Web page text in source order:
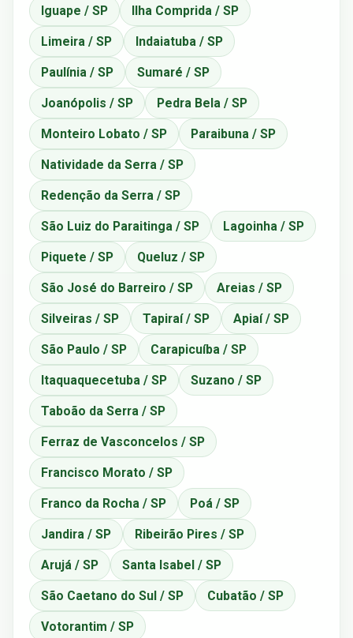
Iguape / SP Ilha Comprida / SP
Limeira / SP Indaiatuba / SP
Paulínia / SP Sumaré / SP
Joanópolis / SP Pedra Bela / SP
Monteiro Lobato / SP Paraibuna / SP
Natividade da Serra / SP
Redenção da Serra / SP
São Luiz do Paraitinga / SP Lagoinha / SP
Piquete / SP Queluz / SP
São José do Barreiro / SP Areias / SP
Silveiras / SP Tapiraí / SP Apiaí / SP
São Paulo / SP Carapicuíba / SP
Itaquaquecetuba / SP Suzano / SP
Taboão da Serra / SP
Ferraz de Vasconcelos / SP
Francisco Morato / SP
Franco da Rocha / SP Poá / SP
Jandira / SP Ribeirão Pires / SP
Arujá / SP Santa Isabel / SP
São Caetano do Sul / SP Cubatão / SP
Votorantim / SP